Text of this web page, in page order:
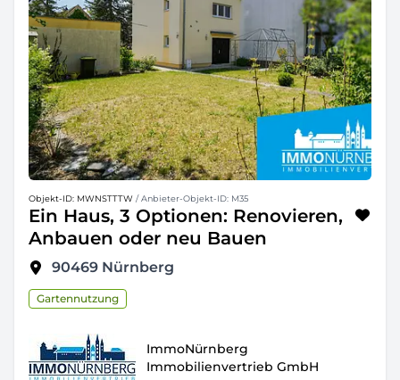
Objekt-ID: MWNSTTTW / Anbieter-Objekt-ID: M35
Ein Haus, 3 Optionen: Renovieren,
Anbauen oder neu Bauen
90469 Nürnberg
Gartennutzung
ImmoNürnberg
Immobilienvertrieb GmbH